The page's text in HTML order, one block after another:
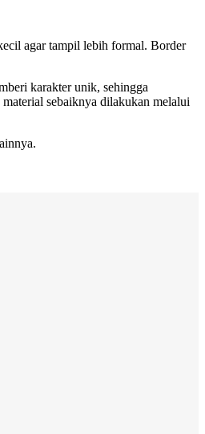
agar tampil lebih formal. Border
karakter unik, sehingga
sebaiknya dilakukan melalui